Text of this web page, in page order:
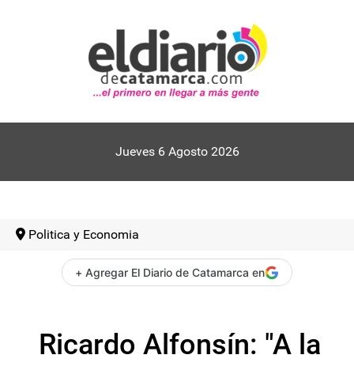
Jueves 6 Agosto 2026
Politica y Economia
+ Agregar El Diario de Catamarca en
Ricardo Alfonsín: "A la